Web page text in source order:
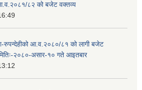
आ.व.२०८१/८२ को बजेट वक्तव्य
रुपन्देहीको आ.व.२०८०/८१ को लागी बजेट
२०८०-असार-१० गते आइतबार